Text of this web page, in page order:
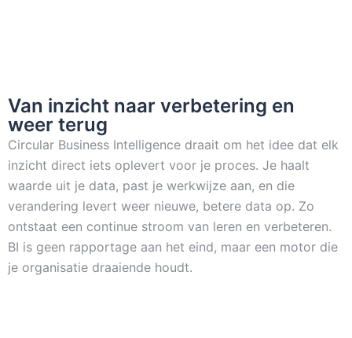
Van inzicht naar verbetering en
weer terug
Circular Business Intelligence draait om het idee dat elk
inzicht direct iets oplevert voor je proces. Je haalt
waarde uit je data, past je werkwijze aan, en die
verandering levert weer nieuwe, betere data op. Zo
ontstaat een continue stroom van leren en verbeteren.
BI is geen rapportage aan het eind, maar een motor die
je organisatie draaiende houdt.